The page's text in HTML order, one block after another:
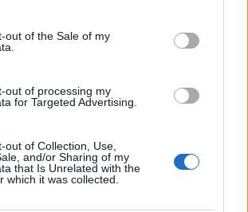
below specified purposes in below Google
out of the Sale of my
out of processing my
for Targeted Advertising.
out of Collection, Use,
and/or Sharing of my
that Is Unrelated with the
which it was collected.
3 civil halott, 13 sebesült